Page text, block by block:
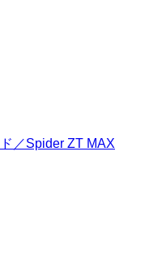
／Spider ZT MAX